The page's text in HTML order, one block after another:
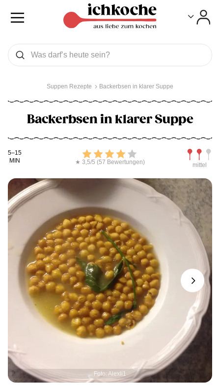
Was wollen Sie suchen
Suchen
Suppen Rezepte Backerbsen in klarer Suppe
Backerbsen in klarer Suppe
Kochdauer
5–15
MIN
Bewerten
★ 3,5/5 (57 Bewertungen) mittel
Foto: Alexli1
Next